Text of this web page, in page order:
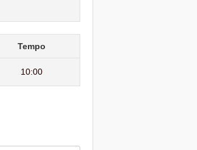
Tempo
10:00